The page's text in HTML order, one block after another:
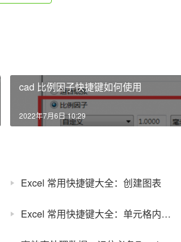
cad 比例因子快捷键如何使用
2022年7月6日 10:29
Excel 常用快捷键大全：创建图表
Excel 常用快捷键大全：单元格内向右或左选择一个字符